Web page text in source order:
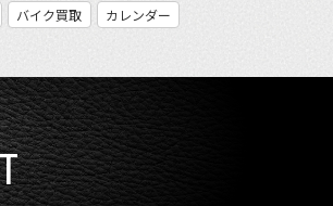
バイク買取 カレンダー